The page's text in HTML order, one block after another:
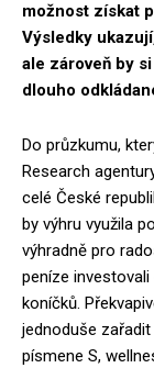
možnost získat
Výsledky
ale zároveň by
dlouho
Do průzkumu,
Research
celé České
by výhru využila
výhradně pro
peníze
koníčků.
jednoduše
písmene S,